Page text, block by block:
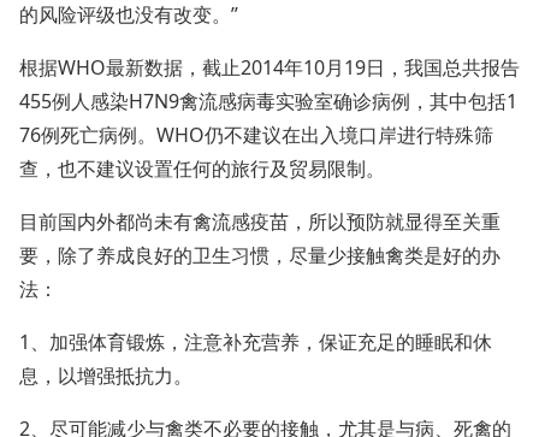
的风险评级也没有改变。”
根据WHO最新数据，截止2014年10月19日，我国总共报告
455例人感染H7N9禽流感病毒实验室确诊病例，其中包括1
76例死亡病例。WHO仍不建议在出入境口岸进行特殊筛
查，也不建议设置任何的旅行及贸易限制。
目前国内外都尚未有禽流感疫苗，所以预防就显得至关重
要，除了养成良好的卫生习惯，尽量少接触禽类是好的办
法：
1、加强体育锻炼，注意补充营养，保证充足的睡眠和休
息，以增强抵抗力。
2、尽可能减少与禽类不必要的接触，尤其是与病、死禽的